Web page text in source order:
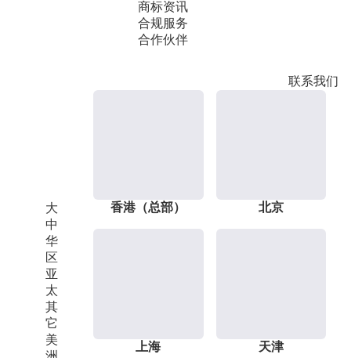
商标资讯
合规服务
合作伙伴
联系我们
大
中
华
区
亚
太
其
它
美
香港（总部） 北京
上海 天津